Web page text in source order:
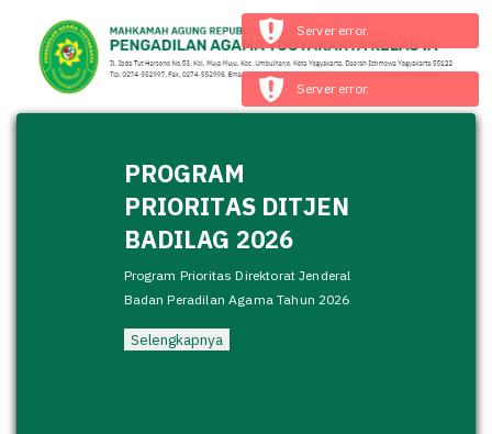
PROGRAM
PRIORITAS DITJEN
BADILAG 2026
Program Prioritas Direktorat Jenderal
Badan Peradilan Agama Tahun 2026
Selengkapnya
Server error.
Server error.